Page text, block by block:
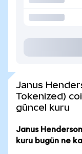
Janus
Tokenized)
güncel kuru
Janus
kuru bugün ne